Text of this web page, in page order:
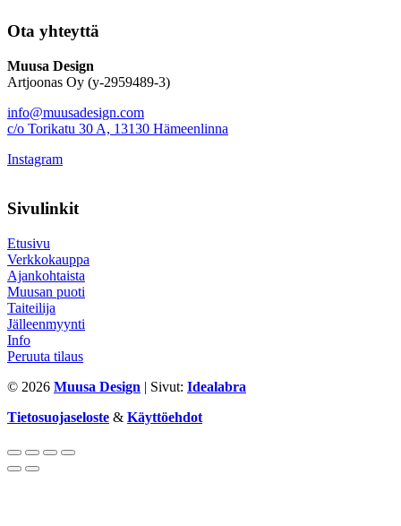
Ota yhteyttä
Muusa Design
Artjoonas Oy (y-2959489-3)
info@muusadesign.com
c/o Torikatu 30 A, 13130 Hämeenlinna
Instagram
Sivulinkit
Etusivu
Verkkokauppa
Ajankohtaista
Muusan puoti
Taiteilija
Jälleenmyynti
Info
Peruuta tilaus
© 2026 Muusa Design | Sivut: Idealabra
Tietosuojaseloste & Käyttöehdot